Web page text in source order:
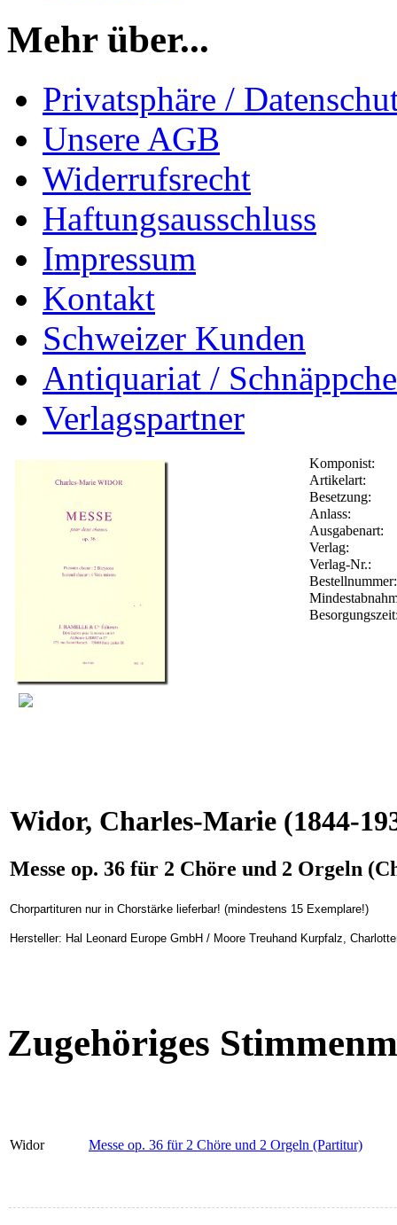
Mehr über...
Privatsphäre /
Unsere AGB
Widerrufsrecht
Haftungsausschluss
Impressum
Kontakt
Schweizer Kunden
Antiquariat /
Verlagspartner
Komponist:
Artikelart:
Besetzung:
Anlass:
Ausgabenart:
Verlag:
Verlag-Nr.:
Widor, Charles-Marie (1844-
Messe op. 36 für 2 Chöre und 2 Orgeln
Chorpartituren nur in Chorstärke lieferbar! (mindestens 15 Exemplare!)
Hersteller: Hal Leonard Europe GmbH / Moore Treuhand Kurpfalz,
Zugehöriges
Widor Messe op. 36 für 2 Chöre und 2 Orgeln (Partitur)